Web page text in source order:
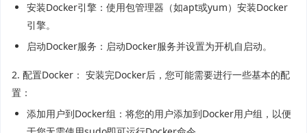
安装Docker引擎：使用包管理器（如apt或yum）安装Docker
引擎。
启动Docker服务：启动Docker服务并设置为开机自启动。
2. 配置Docker： 安装完Docker后，您可能需要进行一些基本的配
置：
添加用户到Docker组：将您的用户添加到Docker用户组，以便